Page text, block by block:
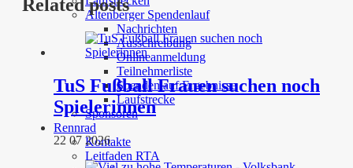
Altenberger Spendenlauf
Nachrichten
Ausschreibung
Onlineanmeldung
Teilnehmerliste
Spendenlauf Ergebnisse
Laufstrecke
Sponsoren
Rennrad
Kontakte
Leitfaden RTA
Related posts
TuS Fußball Frauen suchen noch
Spielerinnen
22 07 2026